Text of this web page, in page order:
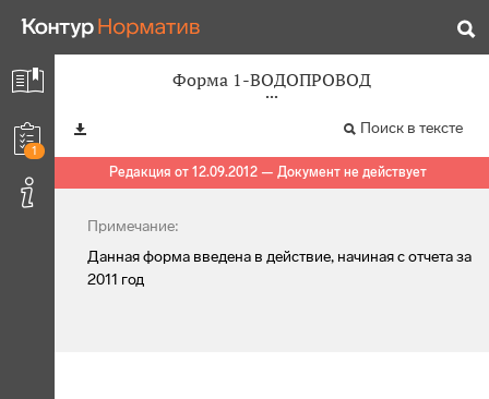
1
Форма 1-ВОДОПРОВОД
Поиск в тексте
Редакция от 12.09.2012 — Документ не действует
Примечание:
Данная форма введена в действие, начиная с отчета за
2011 год